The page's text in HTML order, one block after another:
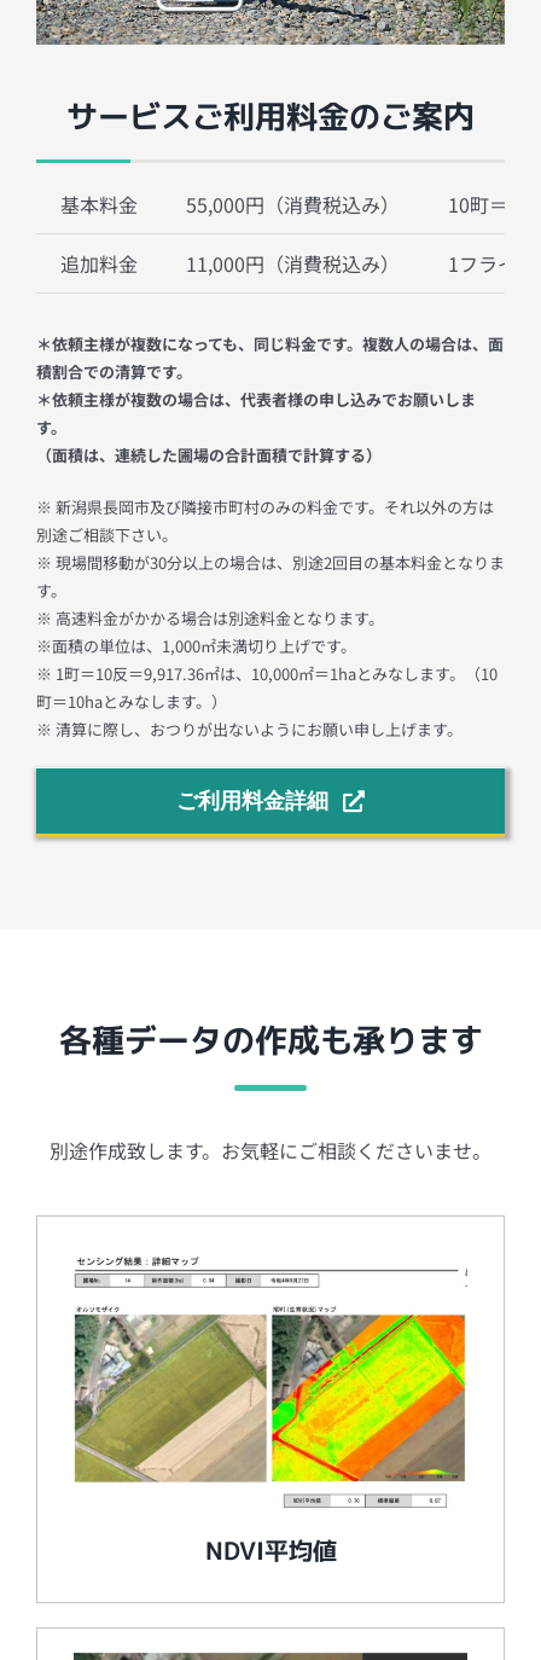
サービスご利用料金のご案内
基本料金 55,000円（消費税込み） 10町＝
追加料金 11,000円（消費税込み） 1フライ
＊依頼主様が複数になっても、同じ料金です。複数人の場合は、面
積割合での清算です。
＊依頼主様が複数の場合は、代表者様の申し込みでお願いしま
す。
（面積は、連続した圃場の合計面積で計算する）
※ 新潟県⻑岡市及び隣接市町村のみの料金です。それ以外の方は
別途ご相談下さい。
※ 現場間移動が30分以上の場合は、別途2回目の基本料金となりま
す。
※ 高速料金がかかる場合は別途料金となります。
※面積の単位は、1,000㎡未満切り上げです。
※ 1町＝10反＝9,917.36㎡は、10,000㎡＝1haとみなします。（10
町＝10haとみなします。）
※ 清算に際し、おつりが出ないようにお願い申し上げます。
ご利用料金詳細
各種データの作成も承ります
別途作成致します。お気軽にご相談くださいませ。
NDVI平均値